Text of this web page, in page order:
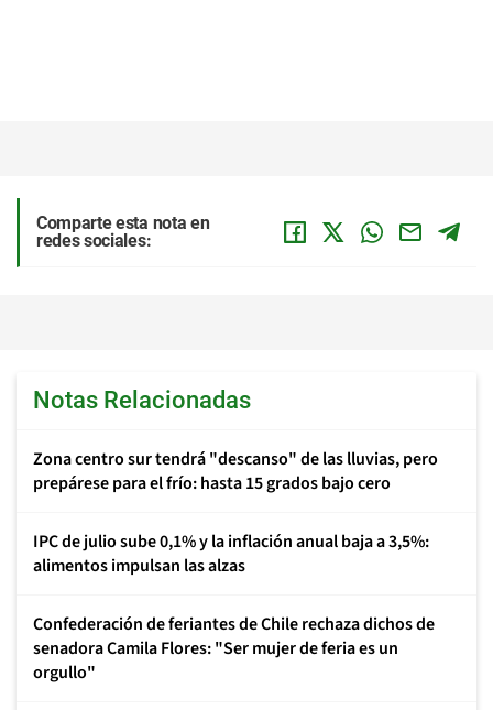
Comparte esta nota en
redes sociales:
Notas Relacionadas
Zona centro sur tendrá "descanso" de las lluvias, pero
prepárese para el frío: hasta 15 grados bajo cero
IPC de julio sube 0,1% y la inflación anual baja a 3,5%:
alimentos impulsan las alzas
Confederación de feriantes de Chile rechaza dichos de
senadora Camila Flores: "Ser mujer de feria es un
orgullo"